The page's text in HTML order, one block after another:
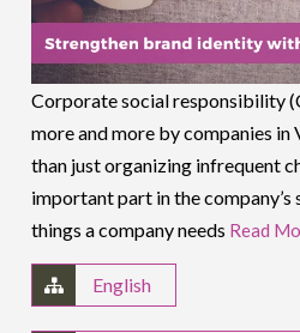
Corporate social responsibility
more and more by companies in
than just organizing infrequent
important part in the
things a company needs Read
English